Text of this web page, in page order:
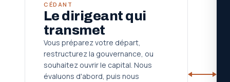
CÉDANT
Le dirigeant qui
transmet
Vous préparez votre départ,
restructurez la gouvernance, ou
souhaitez ouvrir le capital. Nous
évaluons d'abord, puis nous